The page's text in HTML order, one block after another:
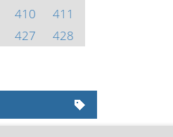
410
411
427
428